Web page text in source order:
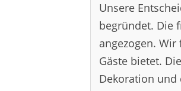
Unsere
begründet. Die
angezogen.
Gäste bietet.
Dekoration und